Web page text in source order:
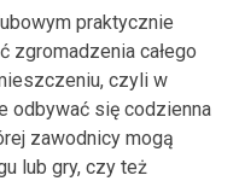
praktycznie
zgromadzenia całego
czyli w
odbywać się codzienna
zawodnicy mogą
lub gry, czy też